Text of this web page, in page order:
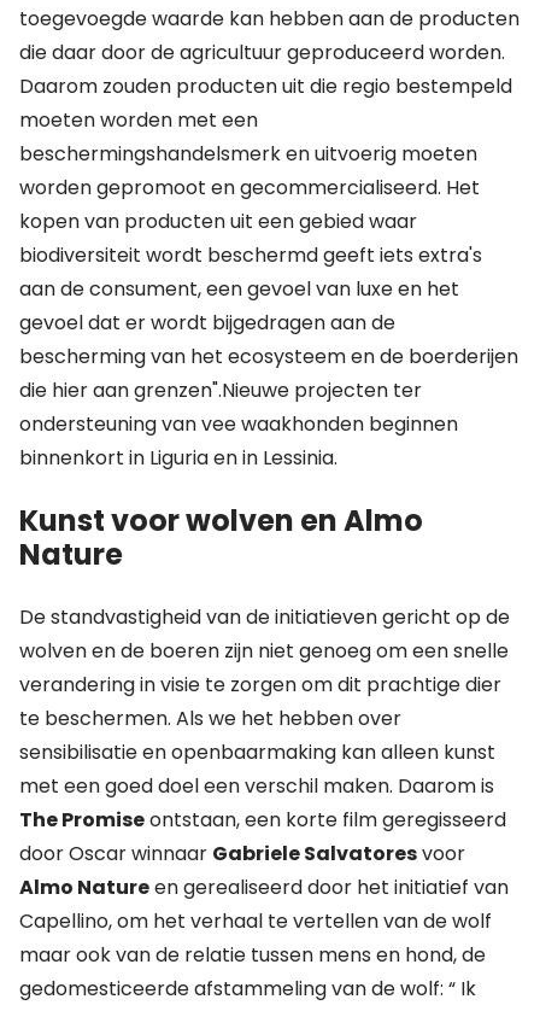
toegevoegde waarde kan hebben aan de producten
die daar door de agricultuur geproduceerd worden.
Daarom zouden producten uit die regio bestempeld
moeten worden met een
beschermingshandelsmerk en uitvoerig moeten
worden gepromoot en gecommercialiseerd. Het
kopen van producten uit een gebied waar
biodiversiteit wordt beschermd geeft iets extra's
aan de consument, een gevoel van luxe en het
gevoel dat er wordt bijgedragen aan de
bescherming van het ecosysteem en de boerderijen
die hier aan grenzen".Nieuwe projecten ter
ondersteuning van vee waakhonden beginnen
binnenkort in Liguria en in Lessinia.
Kunst voor wolven en Almo
Nature
De standvastigheid van de initiatieven gericht op de
wolven en de boeren zijn niet genoeg om een snelle
verandering in visie te zorgen om dit prachtige dier
te beschermen. Als we het hebben over
sensibilisatie en openbaarmaking kan alleen kunst
met een goed doel een verschil maken. Daarom is
The Promiseontstaan, een korte film geregisseerd
door Oscar winnaar Gabriele Salvatoresvoor
Almo Natureen gerealiseerd door het initiatief van
Capellino, om het verhaal te vertellen van de wolf
maar ook van de relatie tussen mens en hond, de
gedomesticeerde afstammeling van de wolf: “ Ik